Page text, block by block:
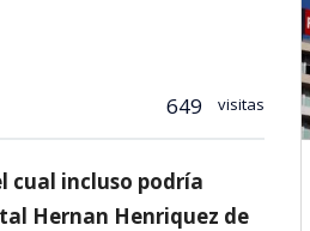
649 visitas
cual incluso podría
Hernan Henriquez de